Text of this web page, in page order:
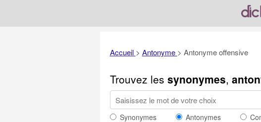
Accueil > Antonyme > Antonyme offensive
Trouvez les synonymes,
Synonymes Antonymes